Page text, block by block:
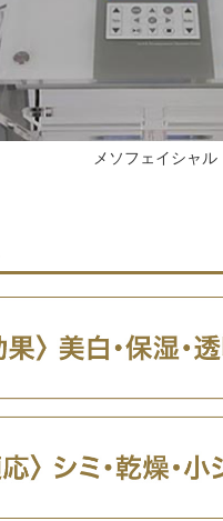
メソフェイシャル